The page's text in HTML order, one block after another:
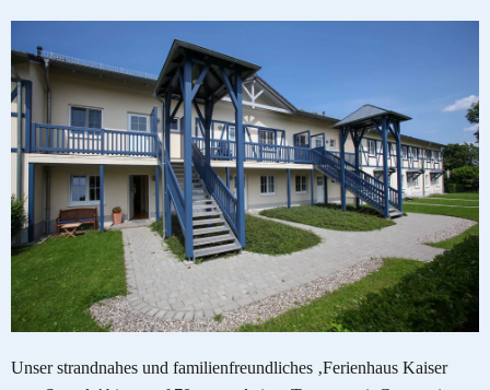
Unser strandnahes und familienfreundliches ‚Ferienhaus Kaiser